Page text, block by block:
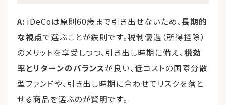
A: iDeCoは原則60歳まで引き出せないため、長期的
な視点で選ぶことが鉄則です。税制優遇（所得控除）
のメリットを享受しつつ、引き出し時期に備え、 税効
率とリターンのバランスが良い、低コストの国際分散
型ファンドや、引き出し時期に合わせてリスクを落と
せる商品を選ぶのが賢明です。